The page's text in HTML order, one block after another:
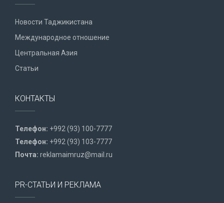
Новости Таджикистана
Международное отношение
Центральная Азия
Статьи
КОНТАКТЫ
Телефон: +992 (93) 100-7777
Телефон: +992 (93) 103-7777
Почта: reklamaimruz@mail.ru
PR-СТАТЬИ И РЕКЛАМА